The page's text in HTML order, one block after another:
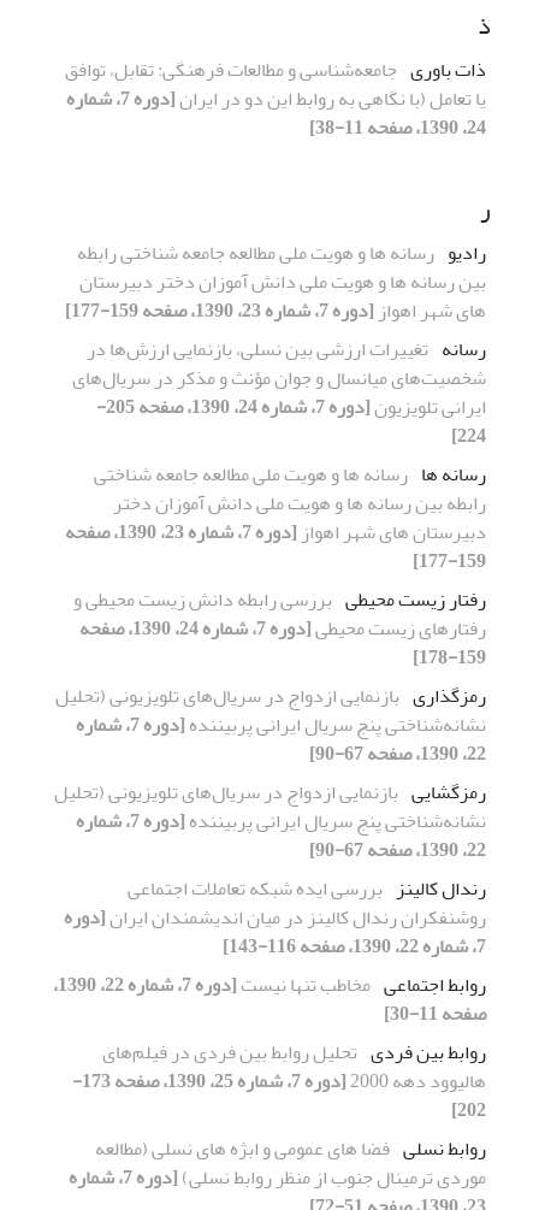
ذ
ذات باوری جامعه‌شناسی و مطالعات فرهنگی: تقابل، توافق
یا تعامل (با نگاهی به روابط این دو در ایران
[دوره 7، شماره
24، 1390، صفحه 11-38]
ر
رادیو رسانه ها و هویت ملی مطالعه جامعه شناختی رابطه
بین رسانه ها و هویت ملی دانش آموزان دختر دبیرستان
های شهر اهواز [دوره 7، شماره 23، 1390، صفحه 159-177]
رسانه تغییرات ارزشی بین نسلی، بازنمایی ارزش‌ها در
شخصیت‌های میانسال و جوان مؤنث و مذکر در سریال‌های
ایرانی تلویزیون
[دوره 7، شماره 24، 1390، صفحه 205-
224]
رسانه ها رسانه ها و هویت ملی مطالعه جامعه شناختی
رابطه بین رسانه ها و هویت ملی دانش آموزان دختر
دبیرستان های شهر اهواز
[دوره 7، شماره 23، 1390، صفحه
159-177]
رفتار زیست محیطی بررسی رابطه دانش زیست محیطی و
رفتار‌های زیست محیطی
[دوره 7، شماره 24، 1390، صفحه
159-178]
رمزگذاری بازنمایی ازدواج در سریال‌های تلویزیونی (تحلیل
نشانه‌شناختی پنج سریال ایرانی پربیننده
[دوره 7، شماره
22، 1390، صفحه 67-90]
رمزگشایی بازنمایی ازدواج در سریال‌های تلویزیونی (تحلیل
نشانه‌شناختی پنج سریال ایرانی پربیننده
[دوره 7، شماره
22، 1390، صفحه 67-90]
رندال کالینز بررسی ایده‌ شبکه تعاملات اجتماعی
روشنفکران رندال کالینز در میان اندیشمندان ایران[دوره
7، شماره 22، 1390، صفحه 116-143]
روابط اجتماعی مخاطب تنها نیست
[دوره 7، شماره 22، 1390،
صفحه 11-30]
روابط بین فردی تحلیل روابط بین فردی در فیلم‌های
هالیوود دهه 2000
[دوره 7، شماره 25، 1390، صفحه 173-
202]
روابط نسلی فضا های عمومی و ابژه های نسلی (مطالعه
موردی ترمینال جنوب از منظر روابط نسلی)
[دوره 7، شماره